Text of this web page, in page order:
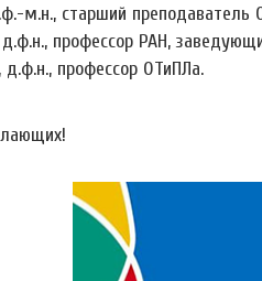
м.н., старший преподаватель
д.ф.н., профессор РАН,
профессор ОТиПЛа.